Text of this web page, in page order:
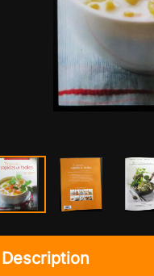
Description